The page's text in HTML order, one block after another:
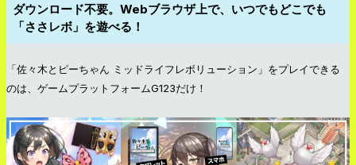
ダウンロード不要。Webブラウザ上で、いつでもどこでも
「ささレボ」を遊べる！
「佐々木とピーちゃん ミッドライフレボリューション」をプレイできる
のは、ゲームプラットフォームG123だけ！